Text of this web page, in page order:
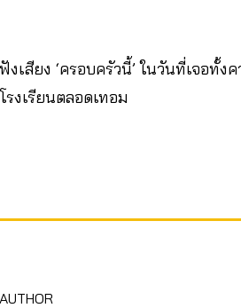
เสียง ‘ครอบครัวนี้’ ในวันที่เจอทั้
รงเรียนตลอดเทอม
AUTHOR